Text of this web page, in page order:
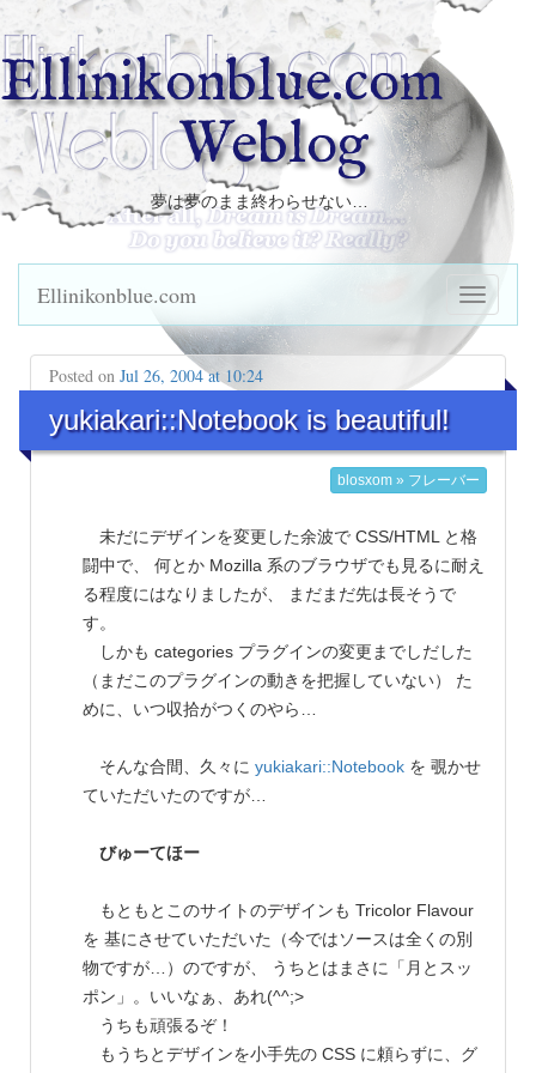
Ellinikonblue.com
Weblog
夢は夢のまま終わらせない…
Ellinikonblue.com
Posted on Jul 26, 2004 at 10:24
yukiakari::Notebook is beautiful!
blosxom » フレーバー
未だにデザインを変更した余波で CSS/HTML と格
闘中で、 何とか Mozilla 系のブラウザでも見るに耐え
る程度にはなりましたが、 まだまだ先は長そうで
す。
しかも categories プラグインの変更までしだした
（まだこのプラグインの動きを把握していない） た
めに、いつ収拾がつくのやら…
そんな合間、久々に yukiakari::Notebook を 覗かせ
ていただいたのですが…
びゅーてほー
もともとこのサイトのデザインも Tricolor Flavour
を 基にさせていただいた（今ではソースは全くの別
物ですが…）のですが、 うちとはまさに「月とスッ
ポン」。いいなぁ、あれ(^^;>
うちも頑張るぞ！
もうちとデザインを小手先の CSS に頼らずに、グ